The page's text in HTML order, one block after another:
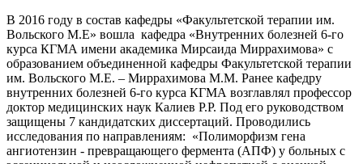
В 2016 году в состав кафедры «Факультетской терапии им.
Вольского М.Е» вошла кафедра «Внутренних болезней 6-го
курса КГМА имени академика Мирсаида Миррахимова» с
образованием объединенной кафедры Факультетской терапии
им. Вольского М.Е. – Миррахимова М.М. Ранее кафедру
внутренних болезней 6-го курса КГМА возглавлял профессор
доктор медицинских наук Калиев Р.Р. Под его руководством
защищены 7 кандидатских диссертаций. Проводились
исследования по направлениям: «Полиморфизм гена
ангиотензин - превращающего фермента (АПФ) у больных с